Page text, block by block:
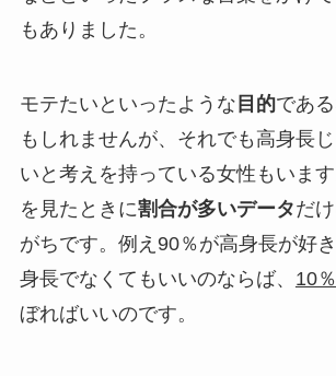
もありました。
モテたいといったような 目的であ
もしれませんが、それでも高身長
いと考えを持っている女性もいま
を見たときに割合が多いデータだ
がちです。例え90％が高身長が好
身長でなくてもいいのならば、 10％
ぼればいいのです。